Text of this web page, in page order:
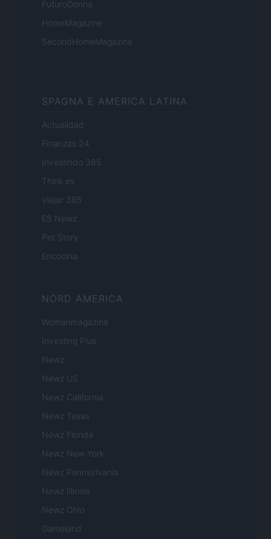
FuturoDonna
HomeMagazine
SecondHomeMagazine
SPAGNA E AMERICA LATINA
Actualidad
Finanzas 24
Investindo 365
Think.es
Viajar 365
ES Newz
Pet Story
Encocina
NORD AMERICA
Womanmagazine
Investing Plus
Newz
Newz US
Newz California
Newz Texas
Newz Florida
Newz New York
Newz Pennsylvania
Newz Illinois
Newz Ohio
Gameland